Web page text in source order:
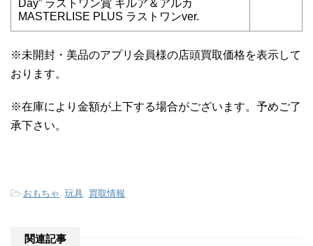
Day” ラストワン賞 キルア＆アルカ
MASTERLISE PLUS ラストワンver.
※未開封・美品のアプリ会員様の店頭買取価格を表示して
おります。
※在庫により金額が上下する場合がございます。予めご了
承下さい。
-おもちゃ, 玩具, 買取情報
関連記事